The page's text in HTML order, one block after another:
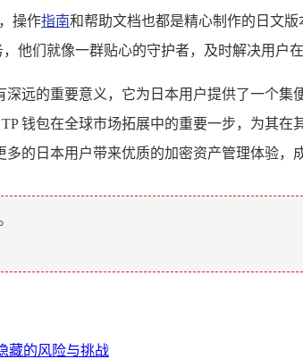
操作指南和帮助文档也都是精心制作的日文
他们就像一群贴心的守护者，及时解决用户
深远的重要意义，它为日本用户提供了一个
钱包在全球市场拓展中的重要一步，为其
的日本用户带来优质的加密资产管理体验，
藏的风险与挑战